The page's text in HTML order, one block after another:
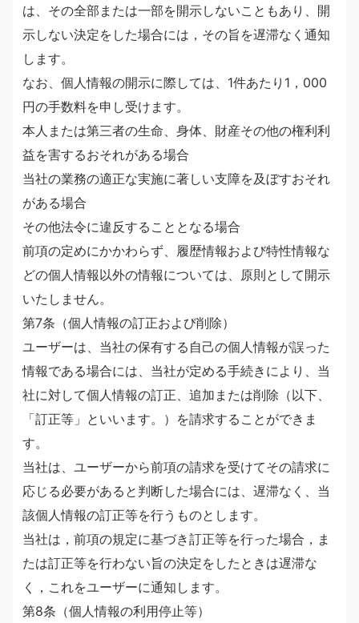
は、その全部または一部を開示しないこともあり、開
示しない決定をした場合には，その旨を遅滞なく通知
します。
なお、個人情報の開示に際しては、1件あたり1，000
円の手数料を申し受けます。
本人または第三者の生命、身体、財産その他の権利利
益を害するおそれがある場合
当社の業務の適正な実施に著しい支障を及ぼすおそれ
がある場合
その他法令に違反することとなる場合
前項の定めにかかわらず、履歴情報および特性情報な
どの個人情報以外の情報については、原則として開示
いたしません。
第7条（個人情報の訂正および削除）
ユーザーは、当社の保有する自己の個人情報が誤った
情報である場合には、当社が定める手続きにより、当
社に対して個人情報の訂正、追加または削除（以下、
「訂正等」といいます。）を請求することができま
す。
当社は、ユーザーから前項の請求を受けてその請求に
応じる必要があると判断した場合には、遅滞なく、当
該個人情報の訂正等を行うものとします。
当社は，前項の規定に基づき訂正等を行った場合，ま
たは訂正等を行わない旨の決定をしたときは遅滞な
く，これをユーザーに通知します。
第8条（個人情報の利用停止等）